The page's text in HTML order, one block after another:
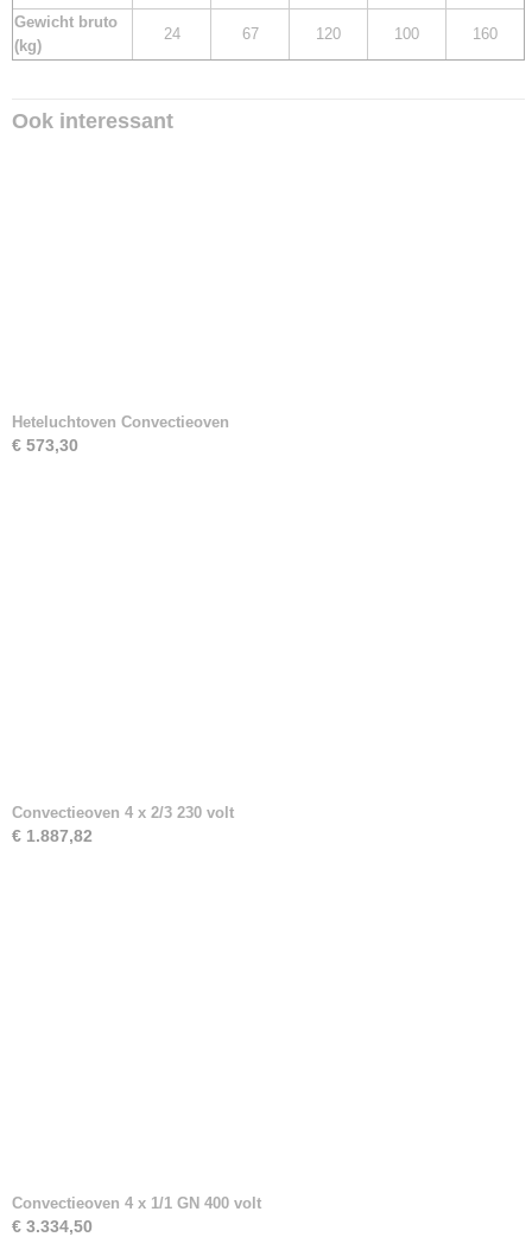
Gewicht bruto
(kg)
24 67 120 100 160
Ook interessant
Heteluchtoven Convectieoven
€ 573,30
Convectieoven 4 x 2/3 230 volt
€ 1.887,82
Convectieoven 4 x 1/1 GN 400 volt
€ 3.334,50